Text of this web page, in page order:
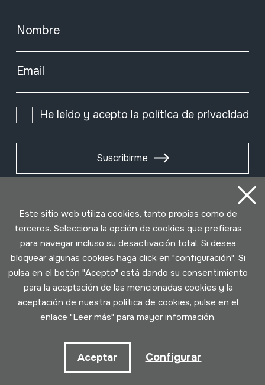
Nombre
Email
He leído y acepto la política de privacidad
Suscribirme
Política de cookies
Desarrollado por Lotura
Este sitio web utiliza cookies, tanto propias como de
terceros. Selecciona la opción de cookies que prefieras
para navegar incluso su desactivación total. Si desea
bloquear algunas cookies haga click en "configuración". Si
pulsa en el botón "Acepto" está dando su consentimiento
para la aceptación de las mencionadas cookies y la
aceptación de nuestra política de cookies, pulse en el
enlace "Leer más" para mayor información.
Aceptar Configurar